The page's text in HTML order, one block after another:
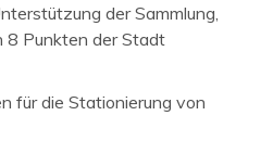
der Sammlung,
8 Punkten der Stadt
für die Stationierung von